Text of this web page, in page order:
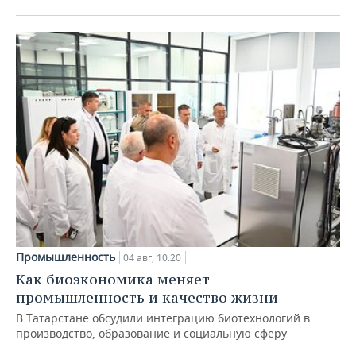
Промышленность 04 авг, 10:20
Как биоэкономика меняет
промышленность и качество жизни
В Татарстане обсудили интеграцию биотехнологий в
производство, образование и социальную сферу